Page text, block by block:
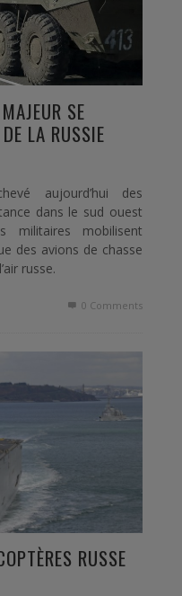
SE
LA RUSSIE
aujourd’hui des
dans le sud ouest
militaires mobilisent
des avions de chasse
russe.
0 Comments
RUSSE